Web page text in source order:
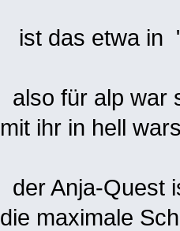
ist das etwa
also für alp
mit ihr in hell
der Anja-Quest
die maximale